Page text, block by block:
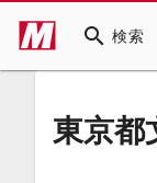
search 検索
東京都